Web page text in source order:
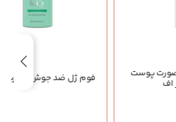
فوم ژل ضد جوش صورت ام کیو